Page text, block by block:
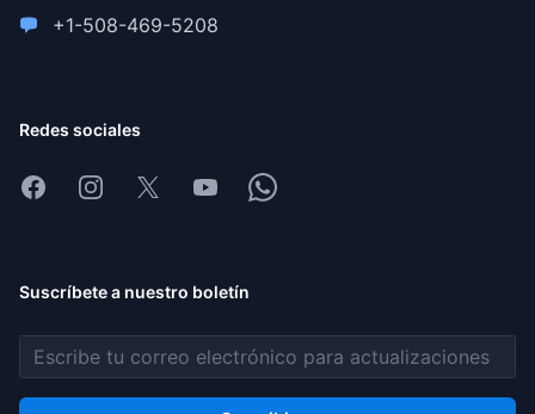
+1-508-469-5208
Redes sociales
FacebookInstagram
X YoutubeWhatsapp
Suscríbete a nuestro boletín
Dirección de correo electrónico